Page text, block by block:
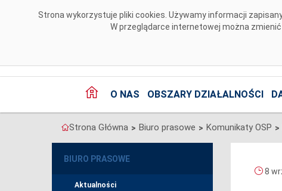
Strona wykorzystuje pliki cookies. Używamy informacji
W przeglądarce internetowej można
O NAS OBSZARY DZIAŁALNOŚCI
Strona Główna > Biuro prasowe > Komunikaty OSP >
BIURO PRASOWE
Aktualności
8